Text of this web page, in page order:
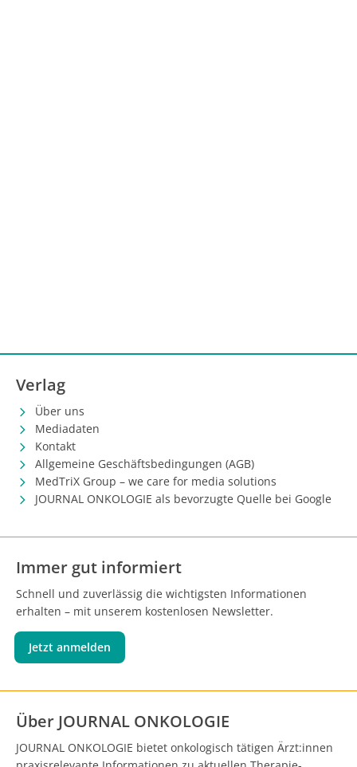
Verlag
Über uns
Mediadaten
Kontakt
Allgemeine Geschäftsbedingungen (AGB)
MedTriX Group – we care for media solutions
JOURNAL ONKOLOGIE als bevorzugte Quelle bei Google
Immer gut informiert
Schnell und zuverlässig die wichtigsten Informationen
erhalten – mit unserem kostenlosen Newsletter.
Jetzt anmelden
Über JOURNAL ONKOLOGIE
JOURNAL ONKOLOGIE bietet onkologisch tätigen Ärzt:innen